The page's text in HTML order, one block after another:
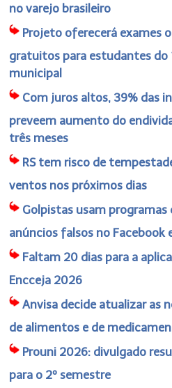
no varejo brasileiro
Projeto oferecerá exames
gratuitos para estudantes do
municipal
Com juros altos, 39% das
preveem aumento do
três meses
RS tem risco de
ventos nos próximos dias
Golpistas usam
anúncios falsos no Facebook
Faltam 20 dias para a
Encceja 2026
Anvisa decide atualizar as
de alimentos e de
Prouni 2026: divulgado
para o 2º semestre